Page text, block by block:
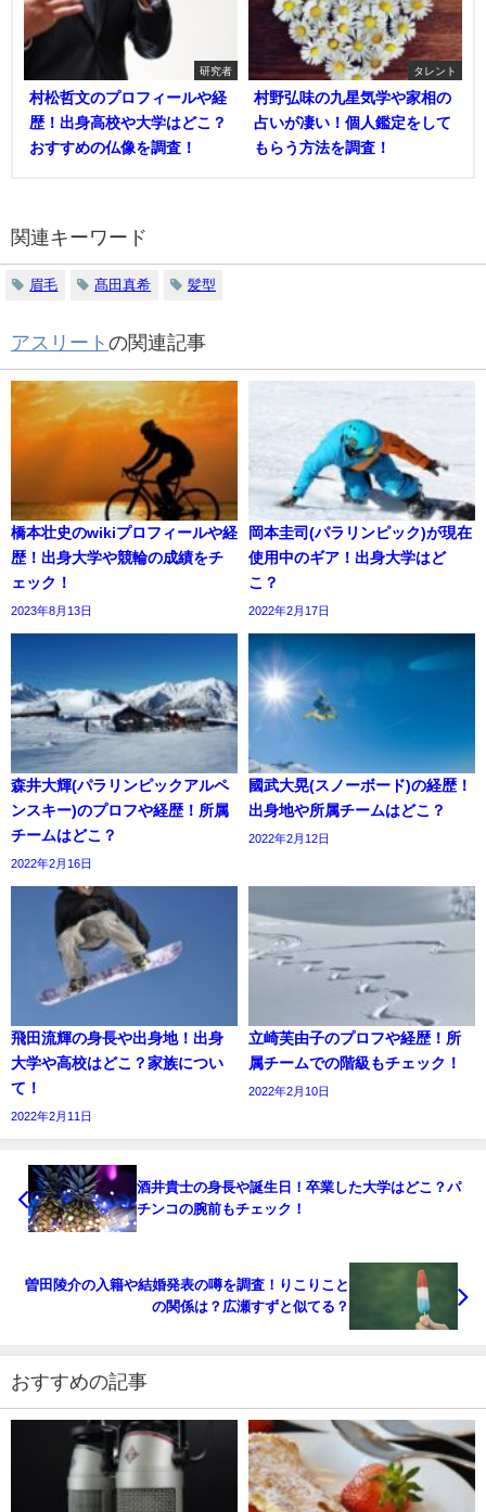
研究者
村松哲文のプロフィールや経
歴！出身高校や大学はどこ？
おすすめの仏像を調査！
タレント
村野弘味の九星気学や家相の
占いが凄い！個人鑑定をして
もらう方法を調査！
関連キーワード
眉毛 髙田真希 髪型
アスリート の関連記事
橋本壮史のwikiプロフィールや経
歴！出身大学や競輪の成績をチ
ェック！
2023年8月13日
岡本圭司(パラリンピック)が現在
使用中のギア！出身大学はど
こ？
2022年2月17日
森井大輝(パラリンピックアルペ
ンスキー)のプロフや経歴！所属
チームはどこ？
2022年2月16日
國武大晃(スノーボード)の経歴！
出身地や所属チームはどこ？
2022年2月12日
飛田流輝の身長や出身地！出身
大学や高校はどこ？家族につい
て！
2022年2月11日
立崎芙由子のプロフや経歴！所
属チームでの階級もチェック！
2022年2月10日
酒井貴士の身長や誕生日！卒業した大学はどこ？パ
チンコの腕前もチェック！
曽田陵介の入籍や結婚発表の噂を調査！りこりこと
の関係は？広瀬すずと似てる？
おすすめの記事